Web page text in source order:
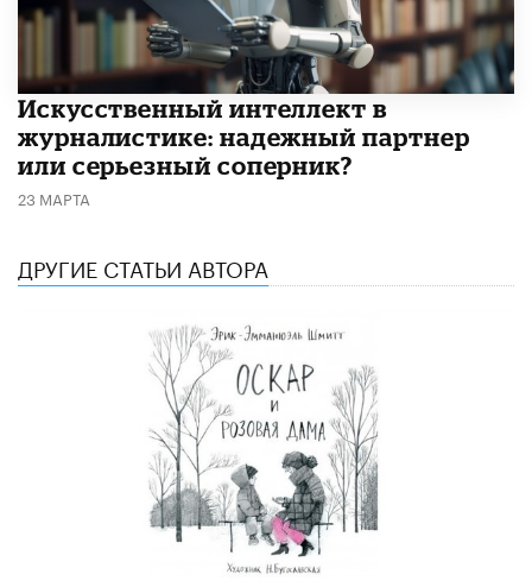
Искусственный интеллект в
журналистике: надежный партнер
или серьезный соперник?
23 МАРТА
ДРУГИЕ СТАТЬИ АВТОРА